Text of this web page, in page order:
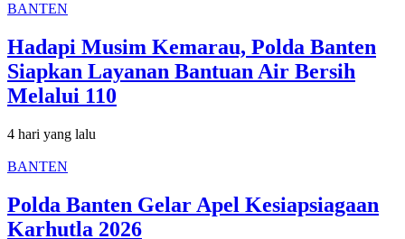
BANTEN
Hadapi Musim Kemarau, Polda Banten
Siapkan Layanan Bantuan Air Bersih
Melalui 110
4 hari yang lalu
BANTEN
Polda Banten Gelar Apel Kesiapsiagaan
Karhutla 2026